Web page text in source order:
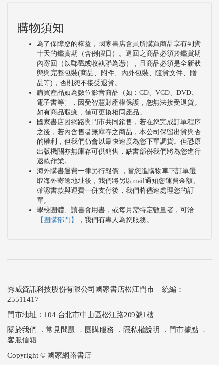
購物須知
為了保障您的權益，國家書店會員所購買商品享有到貨
十天的鑑賞期（含例假日）。退回之商品必須於鑑賞期
內寄回（以郵戳或收執聯為憑），且商品必須是全新狀
態與完整包裝(商品、附件、內外包裝、隨貨文件、贈
品等)，否則恕不接受退貨。
購買產品如為數位影音商品（如：CD、VCD、DVD、
電子書等），因受智慧財產權保護，恕無法接受退貨。
如有商品瑕疵，僅可更換相同產品。
國家書店因網路與門市共同銷售，若在您完成訂單程序
之後，若內含售盡無庫存之商品，本公司保留出貨與否
的權利，但我們仍會以最快速度為您下單調貨。但恐原
出版機關亦無庫存可供銷售，缺書部份我們將為您進行
退款作業。
海外購書運費一律另行報價 ，當您進購物車下訂單選
取海外寄送地址後，我們將另以mail通知您運費金額。
確認書款與運費一併支付後，我們將儘速處理您的訂
單。
學校團體、讀書會用書，或每月需特定數量者，可洽
【團購部門】
，我們有專人為您服務。
秀威資訊科技股份有限公司國家書店松江門市 統編：
25511417
門市地址：104 台北市中山區松江路209號1樓
關於我們
． 常見問題 ． 團購服務 ． 隱私權說明 ． 門市據點 ．
客服信箱
Copyright © 國家網路書店